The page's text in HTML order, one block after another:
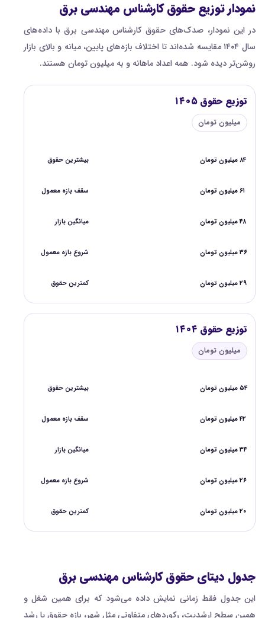
نمودار توزیع حقوق کارشناس مهندسی برق
در این نمودار، صدک‌های حقوق کارشناس مهندسی برق با داده‌های
سال ۱۴۰۴ مقایسه شده‌اند تا اختلاف بازه‌های پایین، میانه و بالای بازار
روشن‌تر دیده شود. همه اعداد ماهانه و به میلیون تومان هستند.
توزیع حقوق ۱۴۰۵
میلیون تومان
بیشترین حقوق ۸۴ میلیون تومان
سقف بازه معمول ۶۱ میلیون تومان
میانگین بازار ۴۸ میلیون تومان
شروع بازه معمول ۳۶ میلیون تومان
کمترین حقوق ۲۹ میلیون تومان
توزیع حقوق ۱۴۰۴
میلیون تومان
بیشترین حقوق ۵۴ میلیون تومان
سقف بازه معمول ۴۲ میلیون تومان
میانگین بازار ۳۴ میلیون تومان
شروع بازه معمول ۲۶ میلیون تومان
کمترین حقوق ۲۰ میلیون تومان
جدول دیتای حقوق کارشناس مهندسی برق
این جدول فقط زمانی نمایش داده می‌شود که برای همین شغل و
همین سطح ارشدیت، رکوردهای متفاوتی مثل شهر، بازه حقوق یا رشد